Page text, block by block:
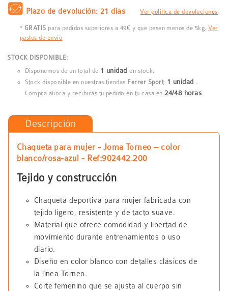
Plazo de devolución: 21 días Ver política de devoluciones
* GRATIS para pedidos superiores a 49€ y que pesen menos de 5kg.Ver
gastos de envío
STOCK DISPONIBLE:
Disponemos de un total de 1 unidaden stock.
Stock disponible en nuestras tiendas Ferrer Sport: 1 unidad .
Compra ahora y recibirás tu pedido en tu casa en24/48 horas.
Descripción
Chaqueta para mujer - Joma Torneo – color
blanco/rosa-azul - Ref:902442.200
Tejido y construcción
Chaqueta deportiva para mujer fabricada con
tejido ligero, resistente y de tacto suave.
Material que ofrece comodidad y libertad de
movimiento durante entrenamientos o uso
diario.
Diseño en color blanco con detalles clásicos de
la línea Torneo.
Corte femenino que se ajusta al cuerpo sin